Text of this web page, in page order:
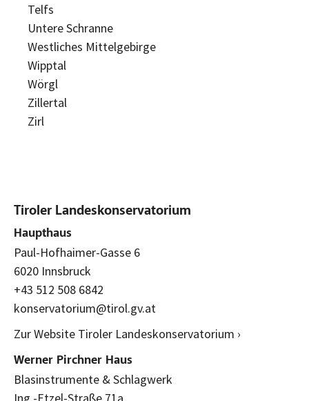
Telfs
Untere Schranne
Westliches Mittelgebirge
Wipptal
Wörgl
Zillertal
Zirl
Tiroler Landeskonservatorium
Haupthaus
Paul-Hofhaimer-Gasse 6
6020 Innsbruck
+43 512 508 6842
konservatorium@tirol.gv.at
Zur Website Tiroler Landeskonservatorium ›
Werner Pirchner Haus
Blasinstrumente & Schlagwerk
Ing.-Etzel-Straße 71a